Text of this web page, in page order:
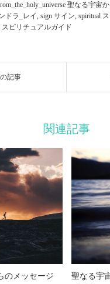
聖なる宇宙
ドラ_レイ, sign サイン, spiritual
スピリチュアルガイド
記事
関連記事
のメッセージ
聖なる宇